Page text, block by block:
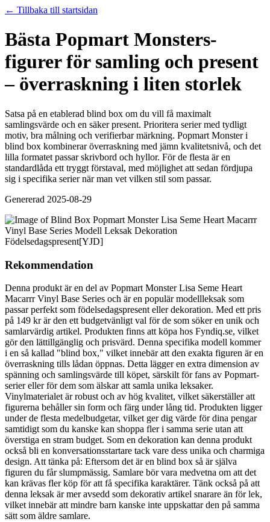
← Tillbaka till startsidan
Bästa Popmart Monsters-
figurer för samling och present
– överraskning i liten storlek
Satsa på en etablerad blind box om du vill få maximalt
samlingsvärde och en säker present. Prioritera serier med tydligt
motiv, bra målning och verifierbar märkning. Popmart Monster i
blind box kombinerar överraskning med jämn kvalitetsnivå, och det
lilla formatet passar skrivbord och hyllor. För de flesta är en
standardlåda ett tryggt förstaval, med möjlighet att sedan fördjupa
sig i specifika serier när man vet vilken stil som passar.
Genererad 2025-08-29
Rekommendation
Denna produkt är en del av Popmart Monster Lisa Seme Heart
Macarrr Vinyl Base Series och är en populär modellleksak som
passar perfekt som födelsedagspresent eller dekoration. Med ett pris
på 149 kr är den ett budgetvänligt val för de som söker en unik och
samlarvärdig artikel. Produkten finns att köpa hos Fyndiq.se, vilket
gör den lättillgänglig och prisvärd. Denna specifika modell kommer
i en så kallad "blind box," vilket innebär att den exakta figuren är en
överraskning tills lådan öppnas. Detta lägger en extra dimension av
spänning och samlingsvärde till köpet, särskilt för fans av Popmart-
serier eller för dem som älskar att samla unika leksaker.
Vinylmaterialet är robust och av hög kvalitet, vilket säkerställer att
figurerna behåller sin form och färg under lång tid. Produkten ligger
under de flesta medelbudgetar, vilket ger dig värde för dina pengar
samtidigt som du kanske kan shoppa fler i samma serie utan att
överstiga en stram budget. Som en dekoration kan denna produkt
också bli en konversationsstartare tack vare dess unika och charmiga
design. Att tänka på: Eftersom det är en blind box så är själva
figuren du får slumpmässig. Samlare bör vara medvetna om att det
kan krävas fler köp för att få specifika karaktärer. Tänk också på att
denna leksak är mer avsedd som dekorativ artikel snarare än för lek,
vilket innebär att mindre barn kanske inte uppskattar den på samma
sätt som äldre samlare.